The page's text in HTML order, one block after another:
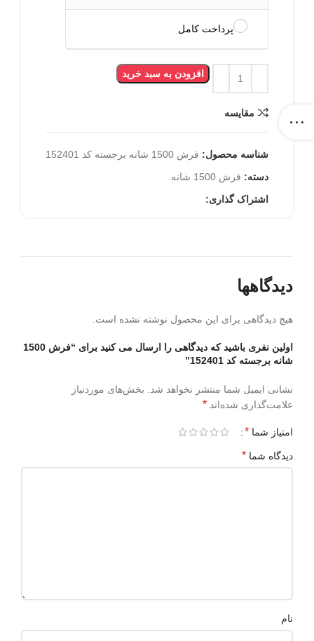
پرداخت کامل
افزودن به سبد خرید
مقایسه
شناسه محصول: فرش 1500 شانه برجسته کد 152401
دسته: فرش 1500 شانه
اشتراک گذاری:
دیدگاهها
هیچ دیدگاهی برای این محصول نوشته نشده است.
اولین نفری باشید که دیدگاهی را ارسال می کنید برای “فرش 1500
شانه برجسته کد 152401”
نشانی ایمیل شما منتشر نخواهد شد. بخش‌های موردنیاز
علامت‌گذاری شده‌اند *
امتیاز شما *
دیدگاه شما *
نام